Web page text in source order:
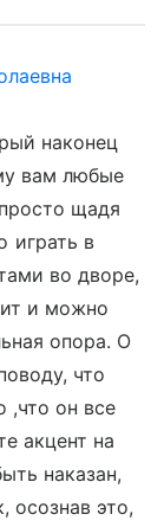
наконец
вам любые
щадя
играть в
во дворе,
и можно
опора. О
что
,что он все
акцент на
наказан,
осознав это,